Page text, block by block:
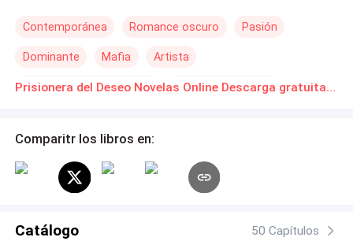
Sienna Bellini tropieza con un secreto peligroso: la novia
En cuestión de horas, la iglesia se tiñe de rojo. El líder no
perdona traiciones. Su hermano y su futura esposa pagan
pero también sabe que, sin quererlo, lo salvó de una
la mujer que arruinó su destino y que no teme desafiarlo,
Massimo toma una decisión cruel y definitiva: si iba a
forzado, un amor que no debería existir y un hombre que
Contemporánea Romance oscuro Pasión
Dominante Mafia Artista
Matrimonio por Contrato Diferencia de Edad Prisionera del Deseo Novelas Online Descarga gratuita de PDF
Comparitr los libros en:
Catálogo 50 Capítulos